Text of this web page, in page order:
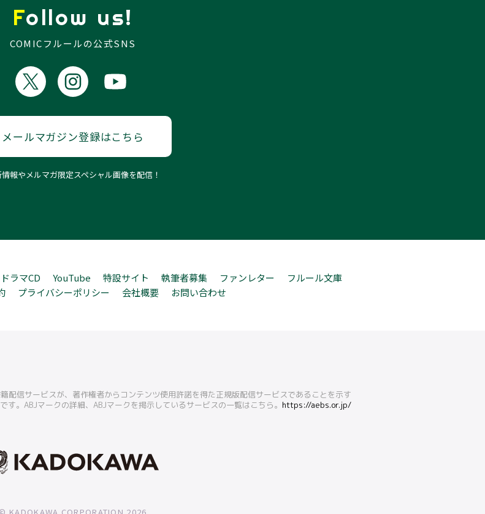
Follow us!
COMICフルールの公式SNS
メールマガジン登録はこちら
報やメルマガ限定スペシャル画像を配信！
ドラマCD YouTube 特設サイト 執筆者募集 ファンレター
フルール文庫
プライバシーポリシー 会社概要 お問い合わせ
配信サービスが、著作権者からコンテンツ使用許諾を得た正規版配信サービスであることを示す
。ABJマークの詳細、ABJマークを掲示しているサービスの一覧はこちら。 https://aebs.or.jp/